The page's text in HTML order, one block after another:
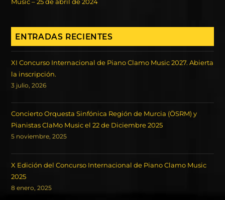
ENTRADAS RECIENTES
XI Concurso Internacional de Piano Clamo Music 2027. Abierta
la inscripción.
3 julio, 2026
Concierto Orquesta Sinfónica Región de Murcia (ÖSRM) y
Pianistas ClaMo Music el 22 de Diciembre 2025
5 noviembre, 2025
X Edición del Concurso Internacional de Piano Clamo Music
2025
8 enero, 2025